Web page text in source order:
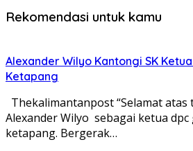
Rekomendasi untuk kamu
Alexander Wilyo Kantongi SK
Ketapang
Thekalimantanpost “Selamat
Alexander Wilyo sebagai ketua
ketapang. Bergerak…